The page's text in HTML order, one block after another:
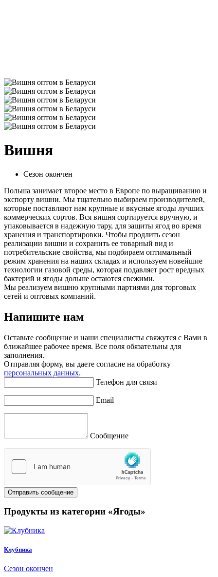
Вишня
Сезон окончен
Польша занимает второе место в Европе по выращиванию и
экспорту вишни. Мы тщательно выбираем производителей,
которые поставляют нам крупные и вкусные ягоды лучших
коммерческих сортов. Вся вишня сортируется вручную, и
упаковывается в надежную тару, для защиты ягод во время
хранения и транспортировки. Чтобы продлить сезон
реализации вишни и сохранить ее товарный вид и
потребительские свойства, мы подбираем оптимальный
режим хранения на наших складах и используем новейшие
технологии газовой среды, которая подавляет рост вредных
бактерий и ягоды дольше остаются свежими.
Мы реализуем вишню крупными партиями для торговых
сетей и оптовых компаний.
Напишите нам
Оставьте сообщение и наши специалисты свяжутся с Вами в
ближайшее рабочее время. Все поля обязательны для
заполнения.
Отправляя форму, вы даете согласие на обработку
персональных данных.
Телефон для связи
Email
Сообщение
Отправить сообщение
Продукты из категории «Ягоды»
Клубника
Сезон окончен